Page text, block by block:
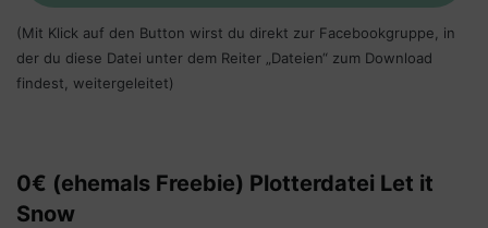
(Mit Klick auf den Button wirst du direkt zur Facebookgruppe, in
der du diese Datei unter dem Reiter „Dateien“ zum Download
findest, weitergeleitet)
0€ (ehemals Freebie) Plotterdatei Let it
Snow